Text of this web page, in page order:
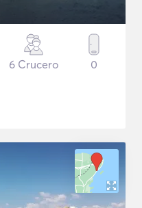
6 Crucero 0